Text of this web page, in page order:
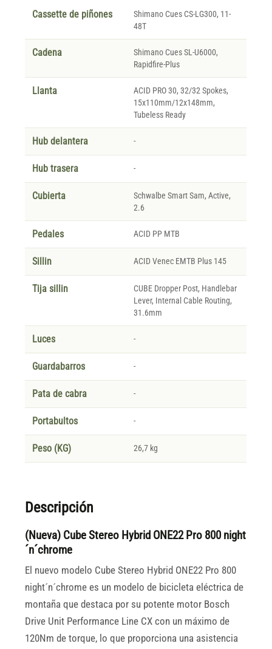
Cassette de piñones
Shimano Cues CS-LG300, 11-
48T
Cadena
Shimano Cues SL-U6000,
Rapidfire-Plus
Llanta
ACID PRO 30, 32/32 Spokes,
15x110mm/12x148mm,
Tubeless Ready
Hub delantera -
Hub trasera -
Cubierta
Schwalbe Smart Sam, Active,
2.6
Pedales ACID PP MTB
Sillin ACID Venec EMTB Plus 145
Tija sillin
CUBE Dropper Post, Handlebar
Lever, Internal Cable Routing,
31.6mm
Luces -
Guardabarros -
Pata de cabra -
Portabultos -
Peso (KG) 26,7 kg
Descripción
(Nueva) Cube Stereo Hybrid ONE22 Pro 800 night
´n´chrome
El nuevo modelo Cube Stereo Hybrid ONE22 Pro 800
night´n´chrome es un modelo de bicicleta eléctrica de
montaña que destaca por su potente motor Bosch
Drive Unit Performance Line CX con un máximo de
120Nm de torque, lo que proporciona una asistencia